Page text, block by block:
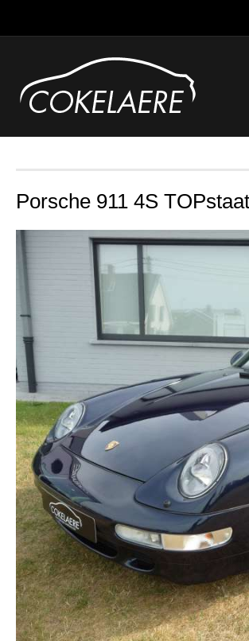
Porsche 911 4S TOPstaat